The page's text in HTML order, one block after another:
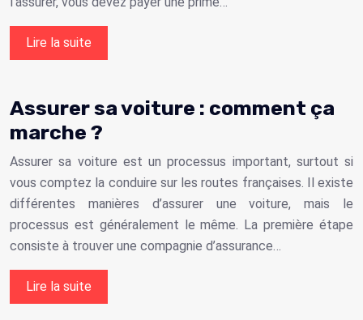
Lire la suite
Assurer sa voiture : comment ça
marche ?
Assurer sa voiture est un processus important, surtout si
vous comptez la conduire sur les routes françaises. Il existe
différentes manières d’assurer une voiture, mais le
processus est généralement le même. La première étape
consiste à trouver une compagnie d’assurance…
Lire la suite